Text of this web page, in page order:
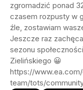
zgromadzić ponad
czasem rozpusty w
źle, zostawiam
Jeszcze raz
sezonu
Zielińskiego 😀
https://
team/tots/